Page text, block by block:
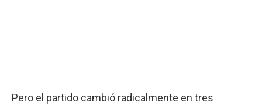
Pero el partido cambió radicalmente en tres